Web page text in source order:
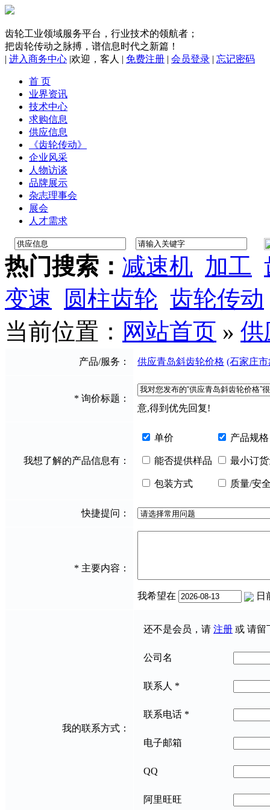
齿轮工业领域服务平台，行业技术的领航者；
把齿轮传动之脉搏，谱信息时代之新篇！
| 进入商务中心 |欢迎， 客人 | 免费注册 | 会员登录 | 忘记密码
首 页
业界资讯
技术中心
求购信息
供应信息
《齿轮传动》
企业风采
人物访谈
品牌展示
杂志理事会
展会
人才需求
热门搜索： 减速机 加工
变速
圆柱齿轮 齿轮传动
当前位置： 网站首页 » 供
产品/服务： 供应青岛斜齿轮价格 (石家庄
* 询价标题：
意,得到优先回复!
我想了解的产品信息有：
单价 产品规格
能否提供样品 最小订
包装方式 质量/安
快捷提问：
* 主要内容：
我希望在 日
我的联系方式：
还不是会员，请 注册 或 请留
公司名
联系人 *
联系电话 *
电子邮箱
QQ
阿里旺旺